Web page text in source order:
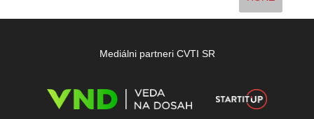
Mediálni partneri CVTI SR